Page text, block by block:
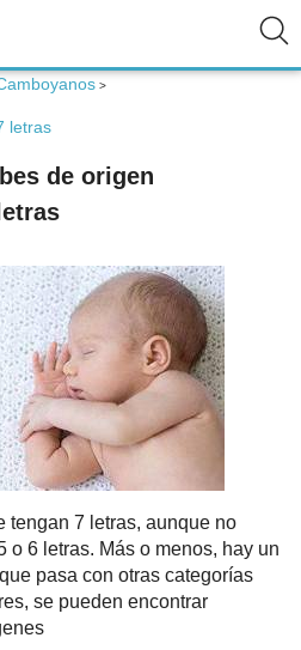
>
letras
de origen
tengan 7 letras, aunque no
o 6 letras. Más o menos, hay un
pasa con otras categorías
se pueden encontrar